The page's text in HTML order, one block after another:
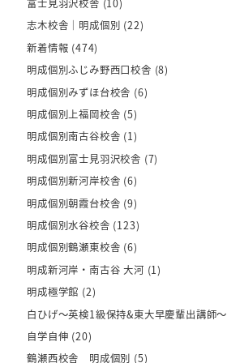
富士見羽沢校舎 (10)
志木校舎｜明成個別 (22)
新着情報 (474)
明成個別ふじみ野西口校舎 (8)
明成個別みずほ台校舎 (6)
明成個別上福岡校舎 (5)
明成個別南古谷校舎 (1)
明成個別富士見羽沢校舎 (7)
明成個別新河岸校舎 (6)
明成個別朝霞台校舎 (9)
明成個別水谷校舎 (123)
明成個別鶴瀬東校舎 (6)
明成新河岸・南古谷 大河 (1)
明成極学館 (2)
白ひげ～英検1級保持&東大早慶輩出講師～
自学自伸 (20)
鶴瀬西校舎 明成個別 (5)